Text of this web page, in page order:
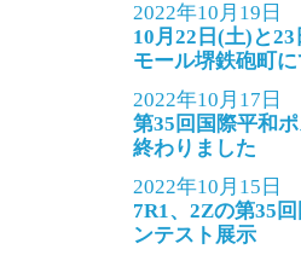
2022年10月19日
10月22日(土)と
モール堺鉄砲町
2022年10月17日
第35回国際平和
終わりました
2022年10月15日
7R1、2Zの第35
ンテスト展示